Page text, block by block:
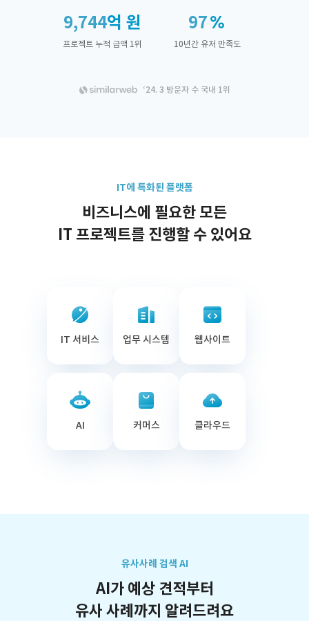
9,744억 원
프로젝트 누적 금액 1위
97
10년간 유저 만족도
‘24. 3 방문자 수 국내 1위
IT에 특화된 플랫폼
비즈니스에 필요한 모든
IT 프로젝트를 진행할 수 있어요
IT 서비스 업무 시스템 웹사이트
AI 커머스 클라우드
유사사례 검색 AI
AI가 예상 견적부터
유사 사례까지 알려드려요